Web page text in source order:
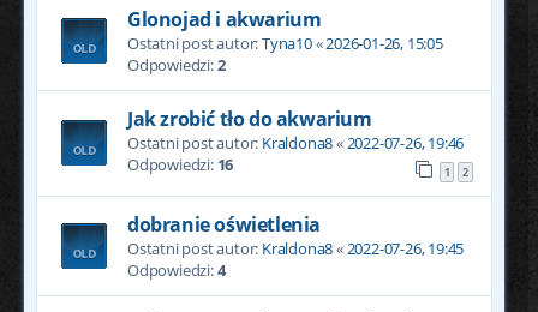
Glonojad i akwarium
Ostatni post autor:Tyna10«2026-01-26, 15:05
Odpowiedzi:2
Jak zrobić tło do akwarium
Ostatni post autor: Kraldona8«2022-07-26, 19:46
Odpowiedzi: 16 1 2
dobranie oświetlenia
Ostatni post autor: Kraldona8«2022-07-26, 19:45
Odpowiedzi:4